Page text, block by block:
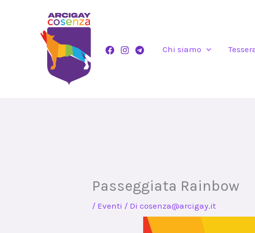
Chi siamo
Passeggiata Rainbow
/ Eventi / Dicosenza@arcigay.it